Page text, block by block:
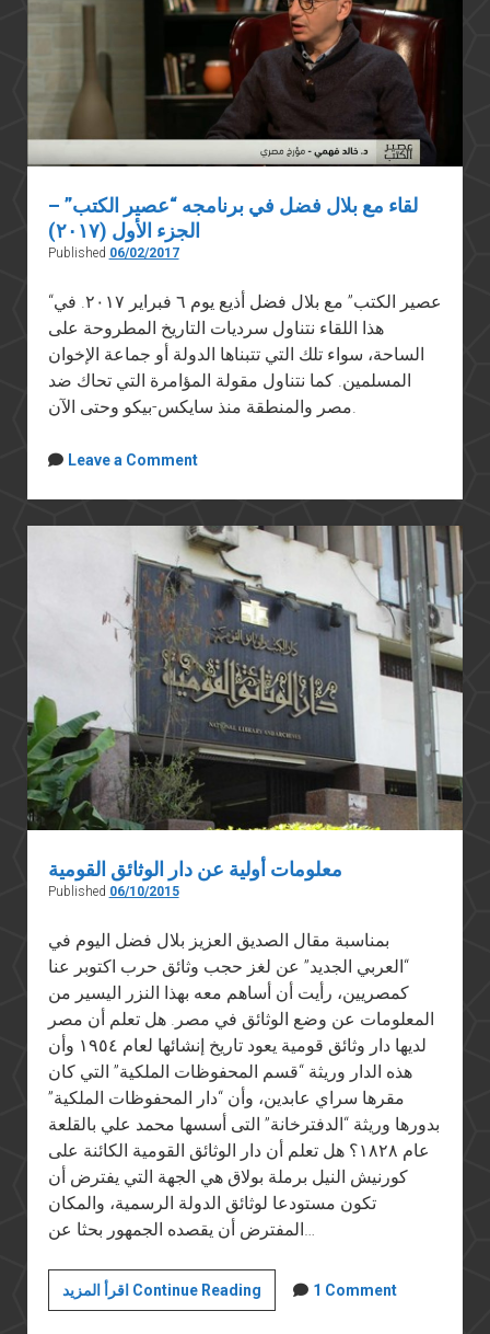
لقاء مع بلال فضل في برنامجه “عصير الكتب” –
الجزء الأول (٢٠١٧)
Published 06/02/2017
“عصير الكتب” مع بلال فضل أذيع يوم ٦ فبراير ٢٠١٧. في
هذا اللقاء نتناول سرديات التاريخ المطروحة على
الساحة، سواء تلك التي تتبناها الدولة أو جماعة الإخوان
المسلمين. كما نتناول مقولة المؤامرة التي تحاك ضد
Leave a Comment
معلومات أولية عن دار الوثائق القومية
Published 06/10/2015
بمناسبة مقال الصديق العزيز بلال فضل اليوم في
“العربي الجديد” عن لغز حجب وثائق حرب اكتوبر عنا
كمصريين، رأيت أن أساهم معه بهذا النزر اليسير من
المعلومات عن وضع الوثائق في مصر. هل تعلم أن مصر
لديها دار وثائق قومية يعود تاريخ إنشائها لعام ١٩٥٤ وأن
هذه الدار وريثة “قسم المحفوظات الملكية” التي كان
مقرها سراي عابدين، وأن “دار المحفوظات الملكية”
بدورها وريثة “الدفترخانة” التى أسسها محمد علي بالقلعة
عام ١٨٢٨؟ هل تعلم أن دار الوثائق القومية الكائنة على
كورنيش النيل برملة بولاق هي الجهة التي يفترض أن
تكون مستودعا لوثائق الدولة الرسمية، والمكان
المفترض أن يقصده الجمهور بحثا عن…
اقرأ المزيد Continue Readingمعلومات
أولية
1 Comment